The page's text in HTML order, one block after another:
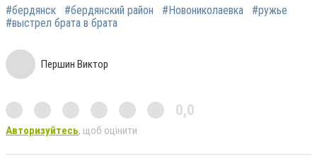
#бердянск #бердянский район #Новониколаевка
#ружье
#выстрел брата в брата
Першин Виктор
0,0
Авторизуйтесь, щоб оцінити